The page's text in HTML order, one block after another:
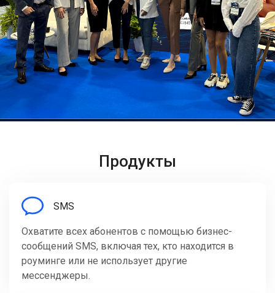
Продукты
SMS
Охватите всех абонентов с помощью бизнес-
сообщений SMS, включая тех, кто находится в
роуминге или не использует другие
мессенджеры.